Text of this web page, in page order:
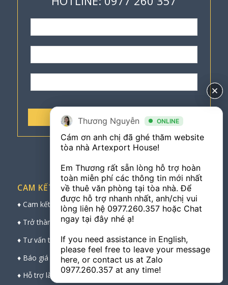
CAM KẾT CỦA CHÚNG TÔI
♦ Cam kết bảo mật thông tin cá nhân khách hàng
♦ Trở thành cầu nối vững chắc, chuyên nghiệp
♦ Báo giá thuê trực tiếp, chính xác và nhanh nhất
♦ Hỗ trợ làm thủ tục trực tiếp với ban quản lý toà nhà
Thương Nguyễn ONLINE
Cám ơn anh chị đã ghé thăm website
tòa nhà Artexport House!
Em Thương rất sẵn lòng hỗ trợ hoàn
toàn miễn phí các thông tin mới nhất
về thuê văn phòng tại tòa nhà. Để
được hỗ trợ nhanh nhất, anh/chị vui
lòng liên hệ 0977.260.357 hoặc Chat
ngay tại đây nhé ạ!
If you need assistance in English,
please feel free to leave your message
0977.260.357 at any time!
Thương Nguyễn ONLINE
Cám ơn anh chị đã ghé thăm website
tòa nhà Artexport House!
Em Thương rất sẵn lòng hỗ trợ hoàn
toàn miễn phí các thông tin mới nhất
về thuê văn phòng tại tòa nhà. Để
được hỗ trợ nhanh nhất, anh/chị vui
lòng liên hệ 0977.260.357 hoặc Chat
ngay tại đây nhé ạ!
If you need assistance in English,
please feel free to leave your message
0977.260.357 at any time!